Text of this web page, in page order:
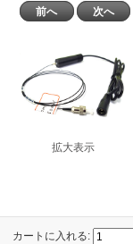
前へ 次へ
拡大表示
カートに入れる: